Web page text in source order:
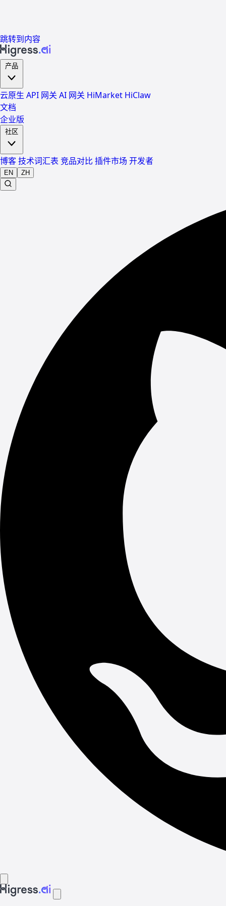
跳转到内容
云原生 API 网关 AI 网关 HiMarket HiClaw
文档
企业版
博客技术词汇表 竞品对比 插件市场 开发者
EN ZH